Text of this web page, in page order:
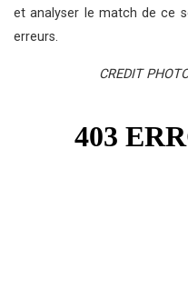
et analyser le match de ce
erreurs.
CREDIT